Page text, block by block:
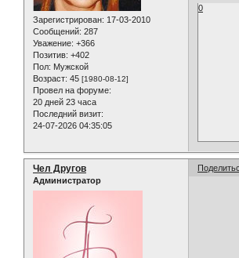
Зарегистрирован: 17-03-2010
Сообщений: 287
Уважение: +366
Позитив: +402
Пол: Мужской
Возраст: 45 [1980-08-12]
Провел на форуме:
20 дней 23 часа
Последний визит:
24-07-2026 04:35:05
0
Чел Другов
Администратор